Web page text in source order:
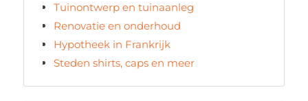
Tuinontwerp en tuinaanleg
Renovatie en onderhoud
Hypotheek in Frankrijk
Steden shirts, caps en meer